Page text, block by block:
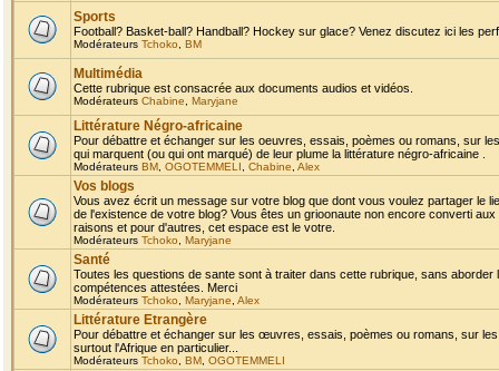
Sports
Football? Basket-ball? Handball? Hockey sur glace? Venez discutez ici les
Modérateurs Tchoko BM
Multimédia
Cette rubrique est consacrée aux documents audios et vidéos.
Modérateurs Chabine Maryjane
Littérature Négro-africaine
Pour débattre et échanger sur les oeuvres, essais, poèmes ou romans, sur
qui marquent (ou qui ont marqué) de leur plume la littérature négro-africaine .
Modérateurs BM OGOTEMMELI Chabine Alex
Vos blogs
Vous avez écrit un message sur votre blog que dont vous voulez partager le
de l'existence de votre blog? Vous êtes un grioonaute non encore converti
raisons et pour d'autres, cet espace est le votre.
Modérateurs Tchoko Maryjane
Santé
Toutes les questions de sante sont à traiter dans cette rubrique, sans
compétences attestées. Merci
Modérateurs Tchoko Maryjane Alex
Littérature Etrangère
Pour débattre et échanger sur les œuvres, essais, poèmes ou romans, sur
surtout l'Afrique en particulier...
Modérateurs Tchoko BM OGOTEMMELI